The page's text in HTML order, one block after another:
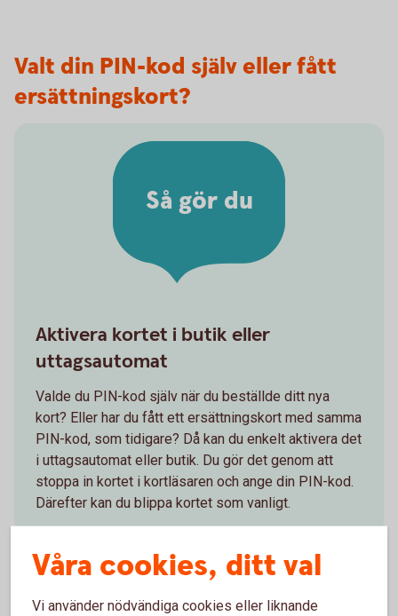
Valt din PIN-kod själv eller fått
ersättningskort?
Så gör du
Aktivera kortet i butik eller
uttagsautomat
Valde du PIN-kod själv när du beställde ditt nya
kort? Eller har du fått ett ersättningskort med samma
PIN-kod, som tidigare? Då kan du enkelt aktivera det
i uttagsautomat eller butik. Du gör det genom att
stoppa in kortet i kortläsaren och ange din PIN-kod.
Därefter kan du blippa kortet som vanligt.
Våra cookies, ditt val
Vi använder nödvändiga cookies eller liknande